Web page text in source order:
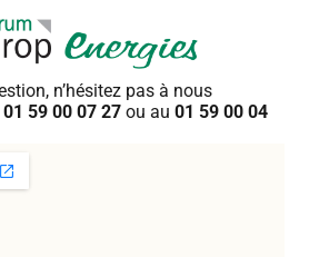
n’hésitez pas à nous
01 59 00 07 27 ou au 01 59 00 04